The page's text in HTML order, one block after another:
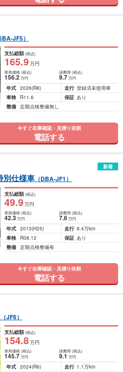
JF5）
支払総額(税込)
165.9万円
車両価格(税込)
156.2万円
諸費用 (税込)
9.7 万円
年式 2026(R8) 走行 登録済未使用車
車検
R11.6 保証 あり
整備 定期点検整備無し
今すぐ在庫確認・見積り依頼
電話する
新着
別仕様車 （DBA-JF1）
支払総額(税込)
49.9万円
車両価格(税込)
42.3万円
諸費用 (税込)
7.6 万円
年式 2013(H25) 走行 9.4万km
車検
R08.12 保証 あり
整備 定期点検整備有
今すぐ在庫確認・見積り依頼
電話する
（JF6）
支払総額(税込)
154.8万円
車両価格(税込)
145.7万円
諸費用 (税込)
9.1 万円
年式 2024(R6) 走行 1.1万km